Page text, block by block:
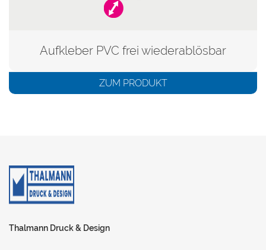
Aufkleber PVC frei wiederablösbar
ZUM PRODUKT
Thalmann Druck & Design